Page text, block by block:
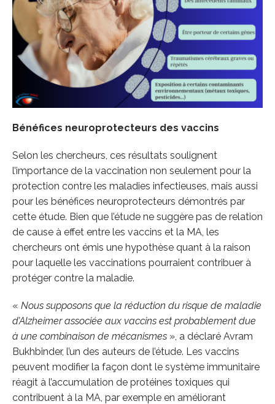
Bénéfices neuroprotecteurs des vaccins
Selon les chercheurs, ces résultats soulignent
l’importance de la vaccination non seulement pour la
protection contre les maladies infectieuses, mais aussi
pour les bénéfices neuroprotecteurs démontrés par
cette étude. Bien que l’étude ne suggère pas de relation
de cause à effet entre les vaccins et la MA, les
chercheurs ont émis une hypothèse quant à la raison
pour laquelle les vaccinations pourraient contribuer à
protéger contre la maladie.
« Nous supposons que la réduction du risque de maladie
d’Alzheimer associée aux vaccins est probablement due
à une combinaison de mécanismes », a déclaré Avram
Bukhbinder, l’un des auteurs de l’étude. Les vaccins
peuvent modifier la façon dont le système immunitaire
réagit à l’accumulation de protéines toxiques qui
contribuent à la MA, par exemple en améliorant